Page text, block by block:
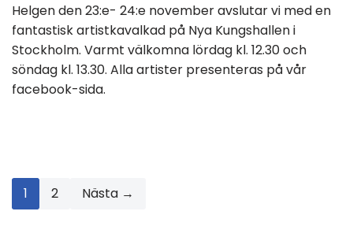
Helgen den 23:e- 24:e november avslutar vi med en
fantastisk artistkavalkad på Nya Kungshallen i
Stockholm. Varmt välkomna lördag kl. 12.30 och
söndag kl. 13.30. Alla artister presenteras på vår
facebook-sida.
1 2 Nästa →